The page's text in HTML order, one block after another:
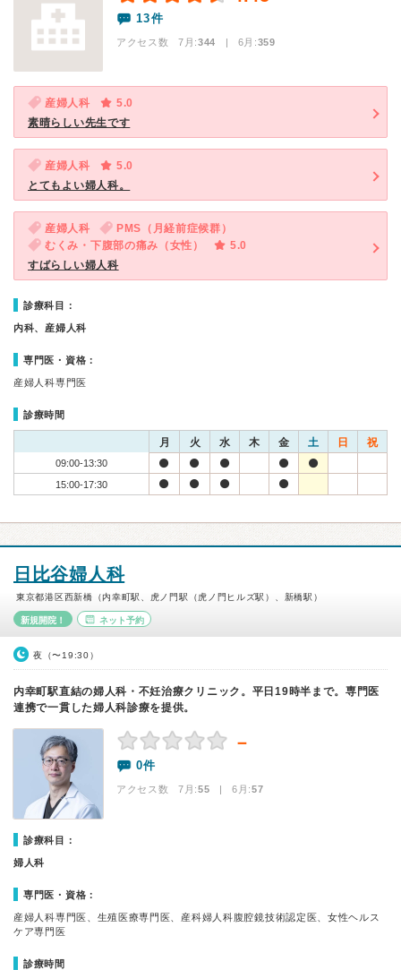
13件
アクセス数 7月:344 | 6月:359
産婦人科
5.0
素晴らしい先生です
産婦人科
5.0
とてもよい婦人科。
産婦人科
PMS（月経前症候群）
むくみ・下腹部の痛み（女性）
5.0
すばらしい婦人科
診療科目：
内科、産婦人科
専門医・資格：
産婦人科専門医
診療時間
月 火 水 木 金 土 日 祝
09:00-13:30
15:00-17:30
日比谷婦人科
東京都港区西新橋（内幸町駅、虎ノ門駅（虎ノ門ヒルズ駅）、新橋駅）
新規開院！ ネット予約
夜（〜19:30）
内幸町駅直結の婦人科・不妊治療クリニック。平日19時半まで。専門医
連携で一貫した婦人科診療を提供。
－
0件
アクセス数 7月:55 | 6月:57
診療科目：
婦人科
専門医・資格：
産婦人科専門医、生殖医療専門医、産科婦人科腹腔鏡技術認定医、女性ヘルス
ケア専門医
診療時間